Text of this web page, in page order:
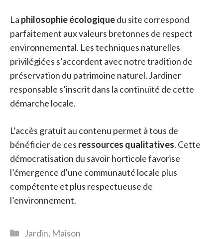
La philosophie écologiquedu site correspond
parfaitement aux valeurs bretonnes de respect
environnemental. Les techniques naturelles
privilégiées s’accordent avec notre tradition de
préservation du patrimoine naturel. Jardiner
responsable s’inscrit dans la continuité de cette
démarche locale.
L’accès gratuit au contenu permet à tous de
bénéficier de ces ressources qualitatives. Cette
démocratisation du savoir horticole favorise
l’émergence d’une communauté locale plus
compétente et plus respectueuse de
l’environnement.
Catégories
Jardin, Maison